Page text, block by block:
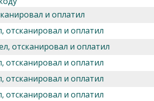
и оплатил
отсканировал и оплатил
отсканировал и оплатил
отсканировал и оплатил
отсканировал и оплатил
отсканировал и оплатил